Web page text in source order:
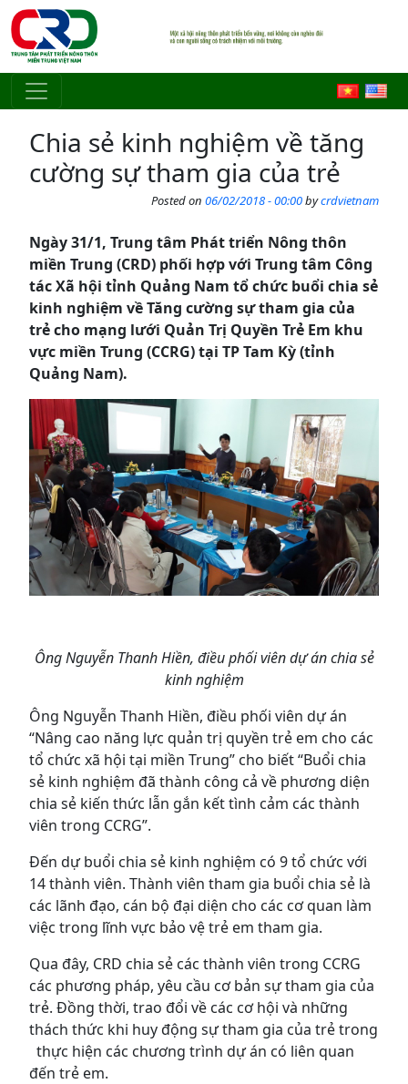
Skip to main content
Chia sẻ kinh nghiệm về tăng
cường sự tham gia của trẻ
Posted on 06/02/2018 - 00:00bycrdvietnam
Ngày 31/1, Trung tâm Phát triển Nông thôn
miền Trung (CRD) phối hợp với Trung tâm Công
tác Xã hội tỉnh Quảng Nam tổ chức buổi chia sẻ
kinh nghiệm về Tăng cường sự tham gia của
trẻ cho mạng lưới Quản Trị Quyền Trẻ Em khu
vực miền Trung (CCRG) tại TP Tam Kỳ (tỉnh
Quảng Nam).
Ông Nguyễn Thanh Hiền, điều phối viên dự án chia sẻ
kinh nghiệm
Ông Nguyễn Thanh Hiền, điều phối viên dự án
“Nâng cao năng lực quản trị quyền trẻ em cho các
tổ chức xã hội tại miền Trung” cho biết “Buổi chia
sẻ kinh nghiệm đã thành công cả về phương diện
chia sẻ kiến thức lẫn gắn kết tình cảm các thành
viên trong CCRG”.
Đến dự buổi chia sẻ kinh nghiệm có 9 tổ chức với
14 thành viên. Thành viên tham gia buổi chia sẻ là
các lãnh đạo, cán bộ đại diện cho các cơ quan làm
việc trong lĩnh vực bảo vệ trẻ em tham gia.
Qua đây, CRD chia sẻ các thành viên trong CCRG
các phương pháp, yêu cầu cơ bản sự tham gia của
trẻ. Đồng thời, trao đổi về các cơ hội và những
thách thức khi huy động sự tham gia của trẻ trong
thực hiện các chương trình dự án có liên quan
đến trẻ em.